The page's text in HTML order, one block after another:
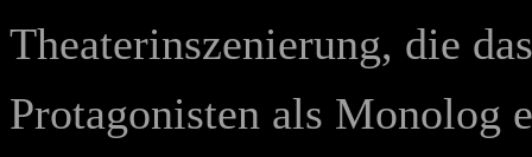
Theaterinszenierung, die
Protagonisten als Monolog